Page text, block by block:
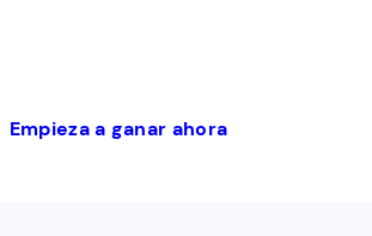
Empieza a ganar ahora